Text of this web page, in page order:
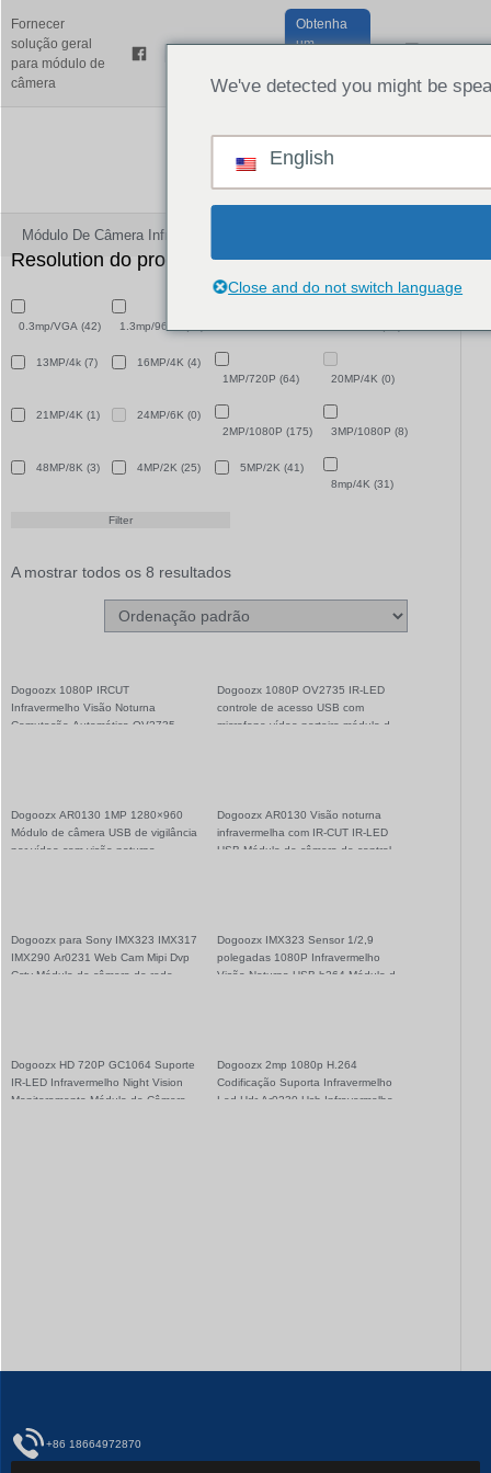
Fornecer
solução geral
para módulo de
câmera
Obtenha
um
gratuito
Módulo De Câmera Infravermelha
Resolution do produto
0.3mp/VGA (42) 1.3mp/960P
13MP/4k (7) 16MP/4K (4)
1MP/720P (64) 20MP/4K (0)
21MP/4K (1) 24MP/6K (0)
2MP/1080P (175) 3MP/1080P (8)
48MP/8K (3) 4MP/2K (25) 5MP/2K (41)
8mp/4K (31)
Filter
A mostrar todos os 8 resultados
Dogoozx 1080P IRCUT
Infravermelho Visão Noturna
Comutação Automática OV2735
Dogoozx 1080P OV2735 IR-LED
controle de acesso USB com
microfone vídeo porteiro módulo de
Dogoozx AR0130 1MP 1280×960
Módulo de câmera USB de vigilância
por vídeo com visão noturna
Dogoozx AR0130 Visão noturna
infravermelha com IR-CUT IR-LED
USB Módulo de câmera de controle
Dogoozx para Sony IMX323 IMX317
IMX290 Ar0231 Web Cam Mipi Dvp
Cctv Módulo de câmera de rede
Dogoozx IMX323 Sensor 1/2,9
polegadas 1080P Infravermelho
Visão Noturna USB h264 Módulo de
Dogoozx HD 720P GC1064 Suporte
IR-LED Infravermelho Night Vision
Monitoramento Módulo de Câmera
Dogoozx 2mp 1080p H.264
Codificação Suporta Infravermelho
Led Hdr Ar0230 Usb Infravermelho
+86 18664972870
We've detected you might be
English
Close and do not switch language